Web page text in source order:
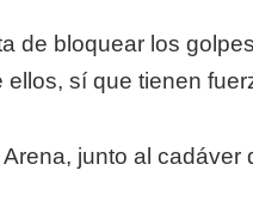
de bloquear los
ellos, sí que tienen
junto al cadáver